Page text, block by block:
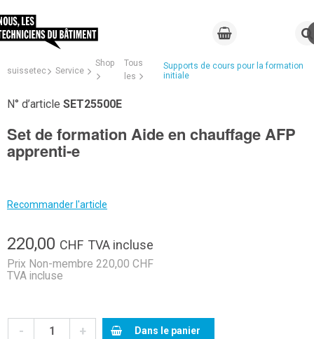
suissetec Service
Shop
Tous
les
Supports de cours pour la formation
initiale
N° d’article SET25500E
Set de formation Aide en chauffage AFP
apprenti-e
Recommander l'article
220,00 CHF TVA incluse
Prix Non-membre 220,00 CHF
TVA incluse
- + Dans le panier